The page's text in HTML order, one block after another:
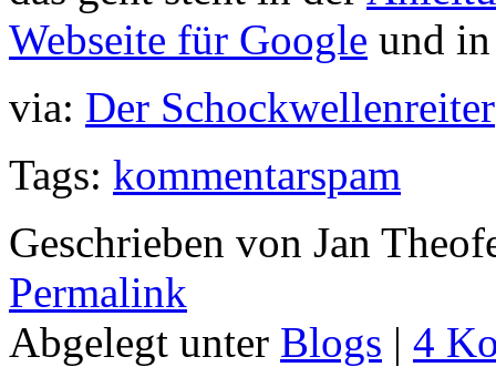
Webseite für Google und
via: Der Schockwellenreiter
Tags: kommentarspam
Geschrieben von Jan
Permalink
Abgelegt unter Blogs | 4